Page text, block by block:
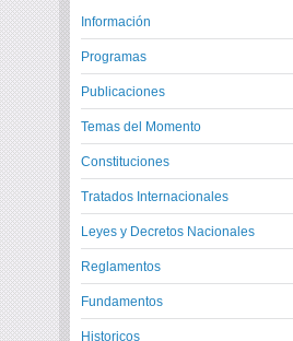
Información
Programas
Publicaciones
Temas del Momento
Constituciones
Tratados Internacionales
Leyes y Decretos Nacionales
Reglamentos
Fundamentos
Historicos